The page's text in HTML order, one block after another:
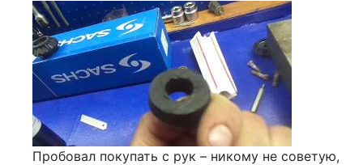
Пробовал покупать с рук – никому не советую,